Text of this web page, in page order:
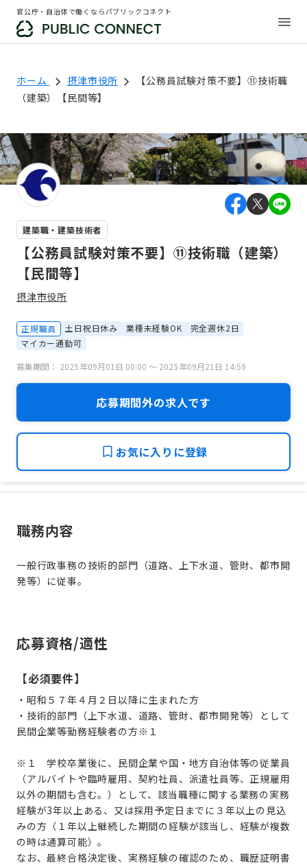
官公庁・自治体で働くならパブリックコネクト
ホーム 摂津市役所
【公務員試験対策不要】⑪技術職
（建築）【民間等】
建築職・建築技術者
【公務員試験対策不要】⑪技術職（建築）
【民間等】
摂津市役所
正規職員 土日祝日休み 業種未経験OK
完全週休2日
マイカー通勤可
募集期間： 2025年09月01日 00:00 〜 2025年09月21日 14:59
応募期間外の求人です
お気に入りに登録
職務内容
一般行政事務の技術的部門（道路、上下水道、管財、都市開
発等）に従事。
応募資格/適性
【必須要件】
・昭和５７年４月２日以降に生まれた方
・技術的部門（上下水道、道路、管財、都市開発等）として
民間企業等勤務経験者の方※１
※１学校卒業後に、民間企業や国・地方自治体等の従業員
（アルバイトや臨時雇用、契約社員、派遣社員等、正規雇用
以外の期間も含む。）として、該当職種に関する業務の実務
経験が3年以上ある、又は採用予定日までに３年以上の見込
みの方（１年以上継続した期間の経験が該当し、経験が複数
の時は通算可能）。
なお、最終合格決定後、実務経験の確認のため、職歴証明書